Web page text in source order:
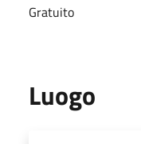
Gratuito
Luogo